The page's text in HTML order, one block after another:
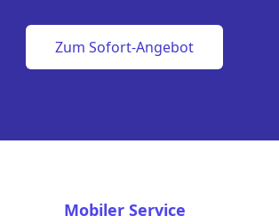
Zum Sofort-Angebot
Mobiler Service